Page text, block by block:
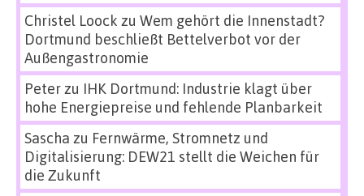
Christel Loock zu Wem gehört die Innenstadt?
Dortmund beschließt Bettelverbot vor der
Außengastronomie
Peterzu IHK Dortmund: Industrie klagt über
hohe Energiepreise und fehlende Planbarkeit
Sascha zu Fernwärme, Stromnetz und
Digitalisierung: DEW21 stellt die Weichen für
die Zukunft